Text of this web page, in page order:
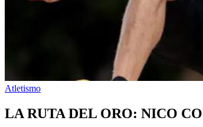
Atletismo
LA RUTA DEL ORO: NICO